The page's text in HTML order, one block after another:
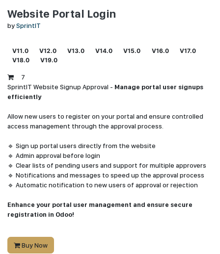
Website Portal Login
bySprintIT
V11.0 V12.0 V13.0 V14.0 V15.0 V16.0
V17.0
V18.0
V19.0
7
SprintIT Website Signup Approval - Manage portal user signups
efficiently
Allow new users to register on your portal and ensure controlled
access management through the approval process.
🔹 Sign up portal users directly from the website
🔹 Admin approval before login
🔹 Clear lists of pending users and support for multiple approvers
🔹 Notifications and messages to speed up the approval process
🔹 Automatic notification to new users of approval or rejection
Enhance your portal user management and ensure secure
registration in Odoo!
Buy Now